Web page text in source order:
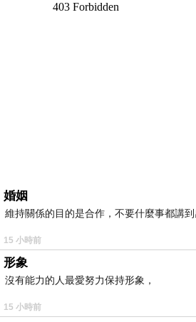
婚姻
維持關係的目的是合作，不要什麼事都講到
15 小時前
形象
沒有能力的人最愛努力保持形象，
15 小時前